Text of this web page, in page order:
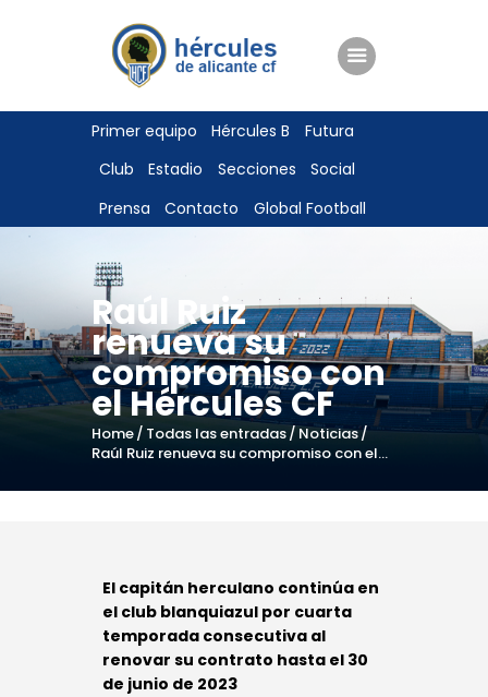
Primer equipo Hércules B
Futura
Club
Estadio Secciones
Social
Prensa
Contacto Global Football
Raúl Ruiz
renueva su
compromiso con
el Hércules CF
Home Todas las entradas
Noticias
Raúl Ruiz renueva su compromiso con el...
ENTRADAS
TIENDA
HÉRCULESCF100
El capitán herculano continúa en
el club blanquiazul por cuarta
temporada consecutiva al
renovar su contrato hasta el 30
de junio de 2023